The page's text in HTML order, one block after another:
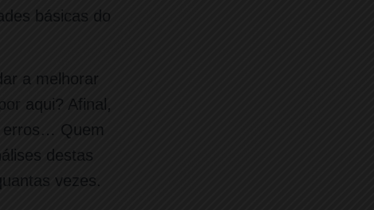
básicas do
a melhorar
aqui? Afinal,
erros… Quem
destas
vezes.